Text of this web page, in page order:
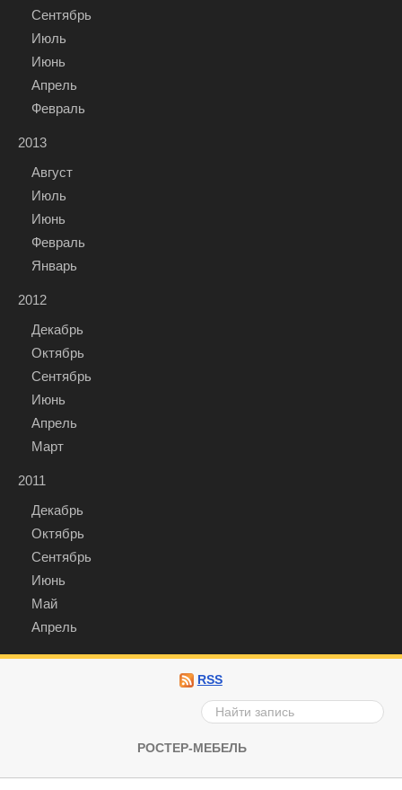
Сентябрь
Июль
Июнь
Апрель
Февраль
2013
Август
Июль
Июнь
Февраль
Январь
2012
Декабрь
Октябрь
Сентябрь
Июнь
Апрель
Март
2011
Декабрь
Октябрь
Сентябрь
Июнь
Май
Апрель
RSS
РОСТЕР-МЕБЕЛЬ